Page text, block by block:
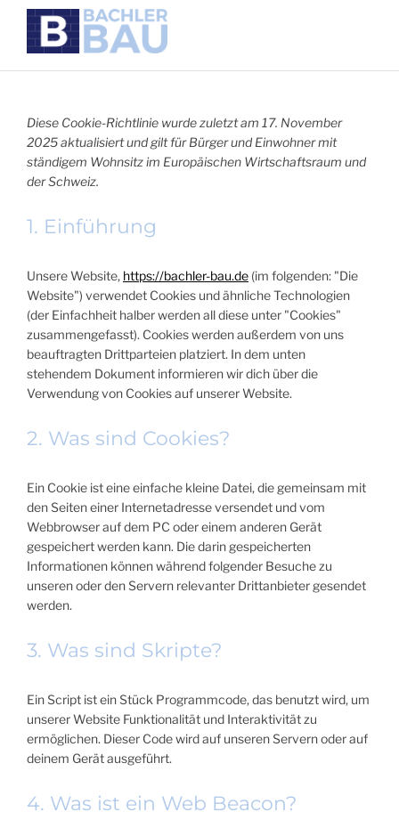
Diese Cookie-Richtlinie wurde zuletzt am 17. November
2025 aktualisiert und gilt für Bürger und Einwohner mit
ständigem Wohnsitz im Europäischen Wirtschaftsraum und
der Schweiz.
1. Einführung
Unsere Website, https://bachler-bau.de (im folgenden: "Die
Website") verwendet Cookies und ähnliche Technologien
(der Einfachheit halber werden all diese unter "Cookies"
zusammengefasst). Cookies werden außerdem von uns
beauftragten Drittparteien platziert. In dem unten
stehendem Dokument informieren wir dich über die
Verwendung von Cookies auf unserer Website.
2. Was sind Cookies?
Ein Cookie ist eine einfache kleine Datei, die gemeinsam mit
den Seiten einer Internetadresse versendet und vom
Webbrowser auf dem PC oder einem anderen Gerät
gespeichert werden kann. Die darin gespeicherten
Informationen können während folgender Besuche zu
unseren oder den Servern relevanter Drittanbieter gesendet
werden.
3. Was sind Skripte?
Ein Script ist ein Stück Programmcode, das benutzt wird, um
unserer Website Funktionalität und Interaktivität zu
ermöglichen. Dieser Code wird auf unseren Servern oder auf
deinem Gerät ausgeführt.
4. Was ist ein Web Beacon?